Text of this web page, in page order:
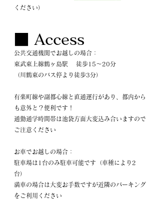
ください）
■ Access
公共交通機関でお越しの場合：
東武東上線鶴ヶ島駅 　徒歩15～20分
（川鶴東のバス停より徒歩3分）
有楽町線や副都心線と直通運行があり、都内から
も意外と？便利です！
通勤通学時間帯は池袋方面大変込み合いますので
ご注意ください
お車でお越しの場合：
駐車場は1台のみ駐車可能です（車種により2
台）
満車の場合は大変お手数ですが近隣のパーキング
をご利用ください